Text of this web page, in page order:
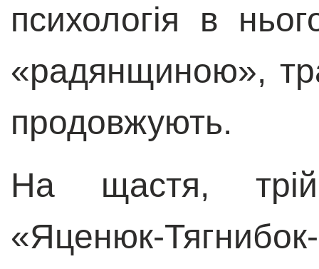
психологія в
«радянщиною»,
продовжують.
На щастя,
«Яценюк-